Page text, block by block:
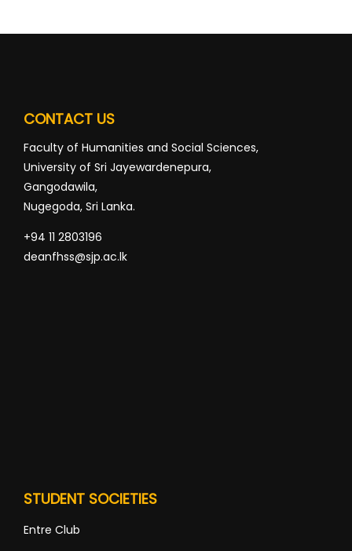
CONTACT US
Faculty of Humanities and Social Sciences,
University of Sri Jayewardenepura,
Gangodawila,
Nugegoda, Sri Lanka.
+94 11 2803196
deanfhss@sjp.ac.lk
STUDENT SOCIETIES
Entre Club